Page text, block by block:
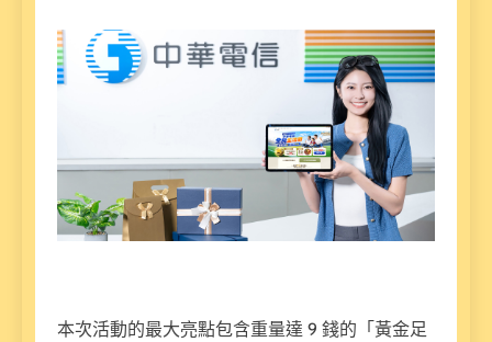
本次活動的最大亮點包含重量達 9 錢的「黃金足